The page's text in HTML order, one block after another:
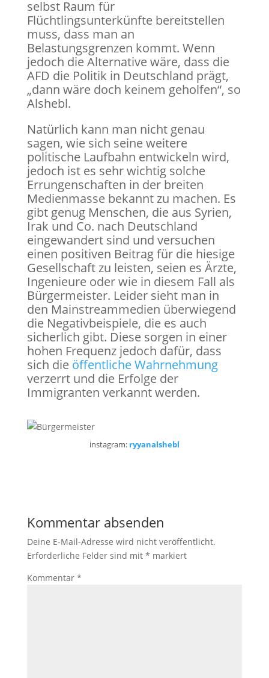
selbst Raum für
Flüchtlingsunterkünfte bereitstellen
muss, dass man an
Belastungsgrenzen kommt. Wenn
jedoch die Alternative wäre, dass die
AFD die Politik in Deutschland prägt,
„dann wäre doch keinem geholfen“, so
Alshebl.
Natürlich kann man nicht genau
sagen, wie sich seine weitere
politische Laufbahn entwickeln wird,
jedoch ist es sehr wichtig solche
Errungenschaften in der breiten
Medienmasse bekannt zu machen. Es
gibt genug Menschen, die aus Syrien,
Irak und Co. nach Deutschland
eingewandert sind und versuchen
einen positiven Beitrag für die hiesige
Gesellschaft zu leisten, seien es Ärzte,
Ingenieure oder wie in diesem Fall als
Bürgermeister. Leider sieht man in
den Mainstreammedien überwiegend
die Negativbeispiele, die es auch
sicherlich gibt. Diese sorgen in einer
hohen Frequenz jedoch dafür, dass
sich dieöffentliche Wahrnehmung
verzerrt und die Erfolge der
Immigranten verkannt werden.
instagram: ryyanalshebl
Kommentar absenden
Deine E-Mail-Adresse wird nicht veröffentlicht.
Erforderliche Felder sind mit * markiert
Kommentar *